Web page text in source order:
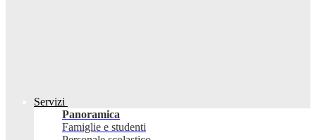
Servizi
Panoramica
Famiglie e studenti